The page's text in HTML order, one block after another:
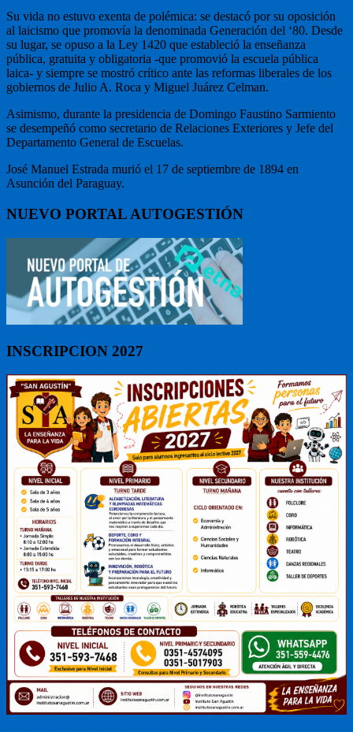
Su vida no estuvo exenta de polémica: se destacó por su oposición
al laicismo que promovía la denominada Generación del ‘80. Desde
su lugar, se opuso a la Ley 1420 que estableció la enseñanza
pública, gratuita y obligatoria -que promovió la escuela pública
laica- y siempre se mostró crítico ante las reformas liberales de los
gobiernos de Julio A. Roca y Miguel Juárez Celman.
Asimismo, durante la presidencia de Domingo Faustino Sarmiento
se desempeñó como secretario de Relaciones Exteriores y Jefe del
Departamento General de Escuelas.
José Manuel Estrada murió el 17 de septiembre de 1894 en
Asunción del Paraguay.
NUEVO PORTAL AUTOGESTIÓN
INSCRIPCION 2027